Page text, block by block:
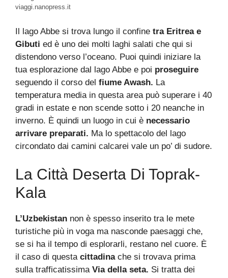
viaggi.nanopress.it
Il lago Abbe si trova lungo il confine tra Eritrea e
Gibuti ed è uno dei molti laghi salati che qui si
distendono verso l’oceano. Puoi quindi iniziare la
tua esplorazione dal lago Abbe e poi proseguire
seguendo il corso del fiume Awash. La
temperatura media in questa area può superare i 40
gradi in estate e non scende sotto i 20 neanche in
inverno. È quindi un luogo in cui è necessario
arrivare preparati. Ma lo spettacolo del lago
circondato dai camini calcarei vale un po’ di sudore.
La Città Deserta Di Toprak-
Kala
L’Uzbekistan non è spesso inserito tra le mete
turistiche più in voga ma nasconde paesaggi che,
se si ha il tempo di esplorarli, restano nel cuore. È
il caso di questa cittadinache si trovava prima
sulla trafficatissima Via della seta. Si tratta dei